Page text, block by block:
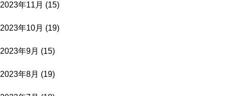
2023年11月 (15)
2023年10月 (19)
2023年9月 (15)
2023年8月 (19)